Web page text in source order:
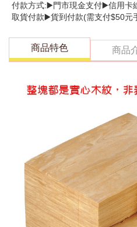
付款方式:▶️門市現金支付▶️信用卡
取貨付款▶️貨到付款(需支付$50元
商品特色 商品